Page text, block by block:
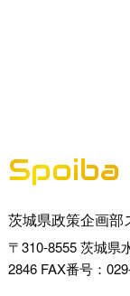
Spoiba
茨城県政策企画部
〒310-8555 茨城県
2846 FAX番号：